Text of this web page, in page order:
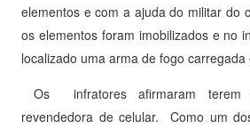
elementos e com a ajuda do militar do
os elementos foram imobilizados e no
localizado uma arma de fogo
Os infratores afirmaram terem
revendedora de celular. Como um